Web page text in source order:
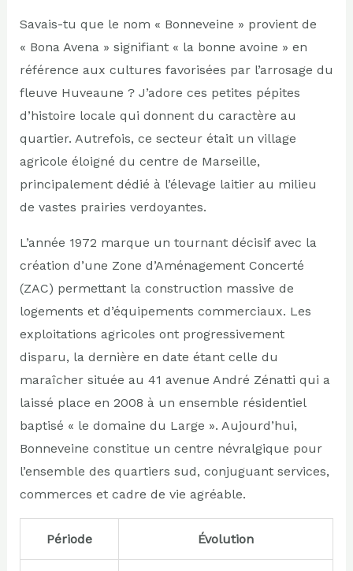
Savais-tu que le nom « Bonneveine » provient de
« Bona Avena » signifiant « la bonne avoine » en
référence aux cultures favorisées par l’arrosage du
fleuve Huveaune ? J’adore ces petites pépites
d’histoire locale qui donnent du caractère au
quartier. Autrefois, ce secteur était un village
agricole éloigné du centre de Marseille,
principalement dédié à l’élevage laitier au milieu
de vastes prairies verdoyantes.
L’année 1972 marque un tournant décisif avec la
création d’une Zone d’Aménagement Concerté
(ZAC) permettant la construction massive de
logements et d’équipements commerciaux. Les
exploitations agricoles ont progressivement
disparu, la dernière en date étant celle du
maraîcher située au 41 avenue André Zénatti qui a
laissé place en 2008 à un ensemble résidentiel
baptisé « le domaine du Large ». Aujourd’hui,
Bonneveine constitue un centre névralgique pour
l’ensemble des quartiers sud, conjuguant services,
commerces et cadre de vie agréable.
Période Évolution